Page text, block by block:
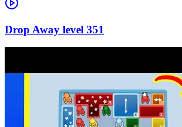
351